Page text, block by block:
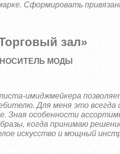
Сформировать
зал»
МОДЫ
имиджмейкера
Для меня это
Зная особенности
когда принимаю
искусство и мощный